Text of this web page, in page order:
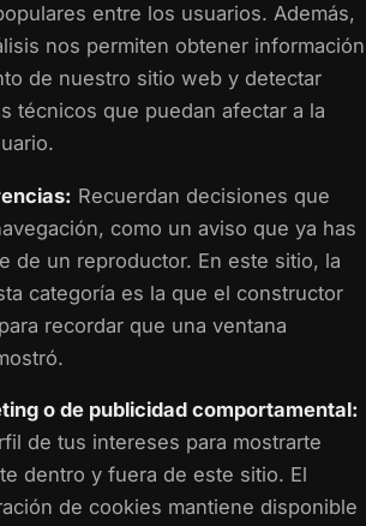
entre los usuarios. Además,
nos permiten obtener información
de nuestro sitio web y detectar
técnicos que puedan afectar a la
Recuerdan decisiones que
como un aviso que ya has
de un reproductor. En este sitio, la
categoría es la que el constructor
recordar que una ventana
o de publicidad comportamental:
de tus intereses para mostrarte
dentro y fuera de este sitio. El
de cookies mantiene disponible